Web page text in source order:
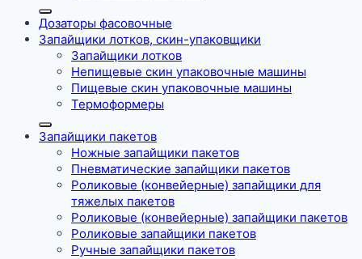
Дозаторы фасовочные
Запайщики лотков, скин-упаковщики
Запайщики лотков
Непищевые скин упаковочные машины
Пищевые скин упаковочные машины
Термоформеры
Запайщики пакетов
Ножные запайщики пакетов
Пневматические запайщики пакетов
Роликовые (конвейерные) запайщики для
тяжелых пакетов
Роликовые (конвейерные) запайщики пакетов
Роликовые запайщики пакетов
Ручные запайщики пакетов